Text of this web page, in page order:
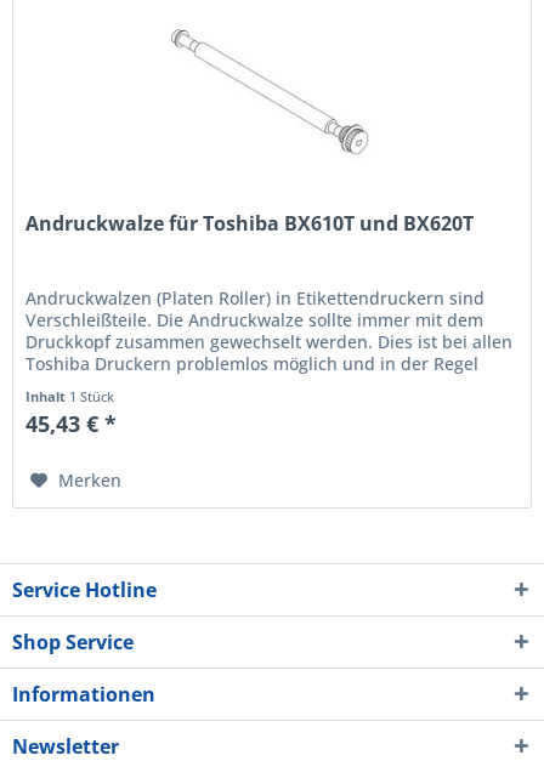
Andruckwalze für Toshiba BX610T und BX620T
Andruckwalzen (Platen Roller) in Etikettendruckern sind
Verschleißteile. Die Andruckwalze sollte immer mit dem
Druckkopf zusammen gewechselt werden. Dies ist bei allen
Toshiba Druckern problemlos möglich und in der Regel
Inhalt 1 Stück
45,43 € *
Merken
Service Hotline
Shop Service
Informationen
Newsletter